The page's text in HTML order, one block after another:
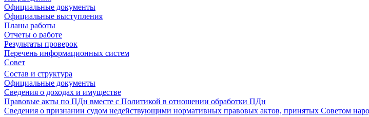
Официальные документы
Официальные выступления
Планы работы
Отчеты о работе
Результаты проверок
Перечень информационных систем
Совет
Состав и структура
Официальные документы
Сведения о доходах и имуществе
Правовые акты по ПДн вместе с Политикой в отношении обработки ПДн
Сведения о признании судом недействующими нормативных правовых актов, принятых Советом